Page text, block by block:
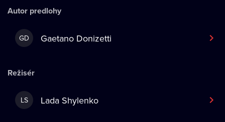
Autor predlohy
GD Gaetano Donizetti
Režisér
LS Lada Shylenko